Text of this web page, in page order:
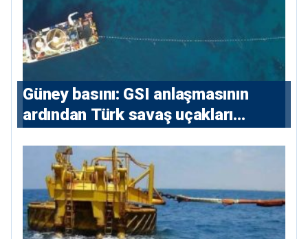
Güney basını: ⁠GSI anlaşmasının
ardından Türk savaş uçakları